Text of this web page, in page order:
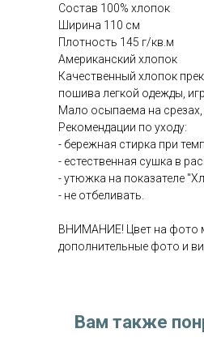
Состав 100% хлопок
Ширина 110 см
Плотность 145 г/кв.м
Американский хлопок
Качественный хлопок
пошива легкой одежды,
Мало осыпаема на срезах,
Рекомендации по уходу:
- бережная стирка при
- естественная сушка в
- утюжка на показателе
- не отбеливать.
ВНИМАНИЕ! Цвет на фото
дополнительные фото и
Вам также